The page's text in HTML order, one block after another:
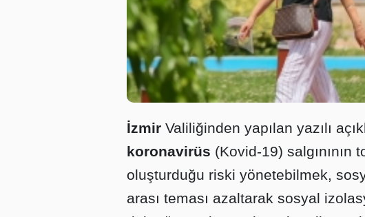
İzmir Valiliğinden yapılan yazılı
koronavirüs (Kovid-19) salgınının
oluşturduğu riski yönetebilmek,
arası teması azaltarak sosyal